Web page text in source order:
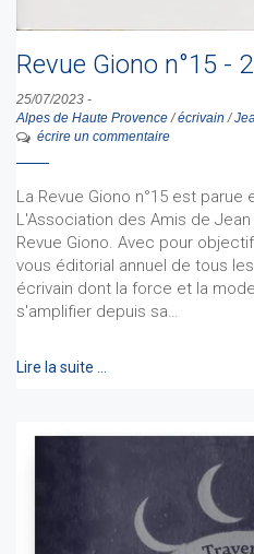
Revue Giono n°15 -
25/07/2023 -
Alpes de Haute Provence/écrivain /
écrire un commentaire
La Revue Giono n°15 est parue
L'Association des Amis de
Revue Giono. Avec pour
vous éditorial annuel de tous
écrivain dont la force et la
s'amplifier depuis sa…
Lire la suite …